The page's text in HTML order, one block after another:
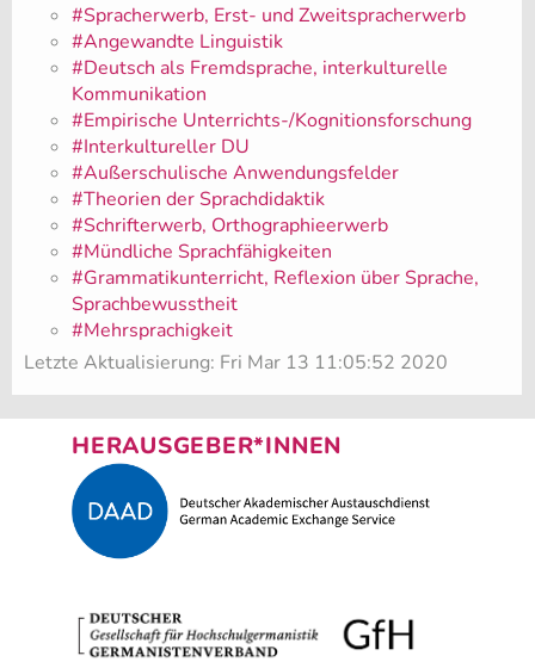
#Spracherwerb, Erst- und Zweitspracherwerb
#Angewandte Linguistik
#Deutsch als Fremdsprache, interkulturelle
Kommunikation
#Empirische Unterrichts-/Kognitionsforschung
#Interkultureller DU
#Außerschulische Anwendungsfelder
#Theorien der Sprachdidaktik
#Schrifterwerb, Orthographieerwerb
#Mündliche Sprachfähigkeiten
#Grammatikunterricht, Reflexion über Sprache,
Sprachbewusstheit
#Mehrsprachigkeit
Letzte Aktualisierung: Fri Mar 13 11:05:52 2020
HERAUSGEBER*INNEN